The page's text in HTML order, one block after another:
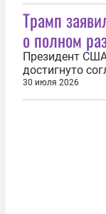
Совет мира
разоружении
гражданским
секторе...
Трамп
о полном
Президент
достигнуто
движения
группировок в
30 июля 2026